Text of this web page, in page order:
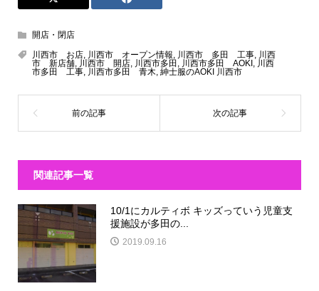
開店・閉店
川西市 お店, 川西市 オープン情報, 川西市 多田 工事, 川西
市 新店舗, 川西市 開店, 川西市多田 , 川西市多田 AOKI , 川西
市多田 工事, 川西市多田 青木, 紳士服のAOKI 川西市
関連記事一覧
10/1にカルティボ キッズっていう児童支
援施設が多田の...
2019.09.16